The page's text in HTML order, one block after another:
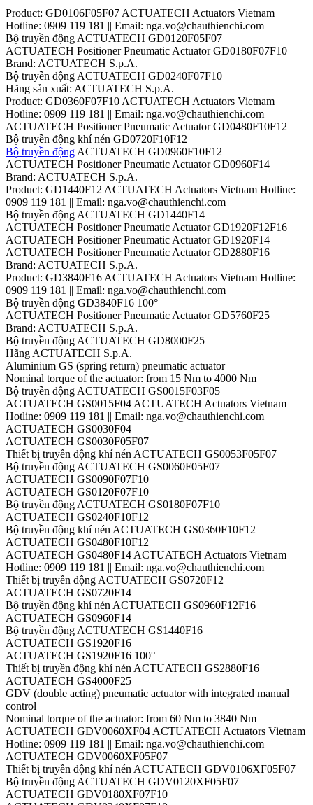
Product: GD0106F05F07 ACTUATECH Actuators Vietnam
Hotline: 0909 119 181 || Email: nga.vo@chauthienchi.com
Bộ truyền động ACTUATECH GD0120F05F07
ACTUATECH Positioner Pneumatic Actuator GD0180F07F10
Brand: ACTUATECH S.p.A.
Bộ truyền động ACTUATECH GD0240F07F10
Hãng sản xuất: ACTUATECH S.p.A.
Product: GD0360F07F10 ACTUATECH Actuators Vietnam
Hotline: 0909 119 181 || Email: nga.vo@chauthienchi.com
ACTUATECH Positioner Pneumatic Actuator GD0480F10F12
Bộ truyền động khí nén GD0720F10F12
Bộ truyền động ACTUATECH GD0960F10F12
ACTUATECH Positioner Pneumatic Actuator GD0960F14
Brand: ACTUATECH S.p.A.
Product: GD1440F12 ACTUATECH Actuators Vietnam Hotline:
0909 119 181 || Email: nga.vo@chauthienchi.com
Bộ truyền động ACTUATECH GD1440F14
ACTUATECH Positioner Pneumatic Actuator GD1920F12F16
ACTUATECH Positioner Pneumatic Actuator GD1920F14
ACTUATECH Positioner Pneumatic Actuator GD2880F16
Brand: ACTUATECH S.p.A.
Product: GD3840F16 ACTUATECH Actuators Vietnam Hotline:
0909 119 181 || Email: nga.vo@chauthienchi.com
Bộ truyền động GD3840F16 100°
ACTUATECH Positioner Pneumatic Actuator GD5760F25
Brand: ACTUATECH S.p.A.
Bộ truyền động ACTUATECH GD8000F25
Hãng ACTUATECH S.p.A.
Aluminium GS (spring return) pneumatic actuator
Nominal torque of the actuator: from 15 Nm to 4000 Nm
Bộ truyền động ACTUATECH GS0015F03F05
ACTUATECH GS0015F04 ACTUATECH Actuators Vietnam
Hotline: 0909 119 181 || Email: nga.vo@chauthienchi.com
ACTUATECH GS0030F04
ACTUATECH GS0030F05F07
Thiết bị truyền động khí nén ACTUATECH GS0053F05F07
Bộ truyền động ACTUATECH GS0060F05F07
ACTUATECH GS0090F07F10
ACTUATECH GS0120F07F10
Bộ truyền động ACTUATECH GS0180F07F10
ACTUATECH GS0240F10F12
Bộ truyền động khí nén ACTUATECH GS0360F10F12
ACTUATECH GS0480F10F12
ACTUATECH GS0480F14 ACTUATECH Actuators Vietnam
Hotline: 0909 119 181 || Email: nga.vo@chauthienchi.com
Thiết bị truyền động ACTUATECH GS0720F12
ACTUATECH GS0720F14
Bộ truyền động khí nén ACTUATECH GS0960F12F16
ACTUATECH GS0960F14
Bộ truyền động ACTUATECH GS1440F16
ACTUATECH GS1920F16
ACTUATECH GS1920F16 100°
Thiết bị truyền động khí nén ACTUATECH GS2880F16
ACTUATECH GS4000F25
GDV (double acting) pneumatic actuator with integrated manual
control
Nominal torque of the actuator: from 60 Nm to 3840 Nm
ACTUATECH GDV0060XF04 ACTUATECH Actuators Vietnam
Hotline: 0909 119 181 || Email: nga.vo@chauthienchi.com
ACTUATECH GDV0060XF05F07
Thiết bị truyền động khí nén ACTUATECH GDV0106XF05F07
Bộ truyền động ACTUATECH GDV0120XF05F07
ACTUATECH GDV0180XF07F10